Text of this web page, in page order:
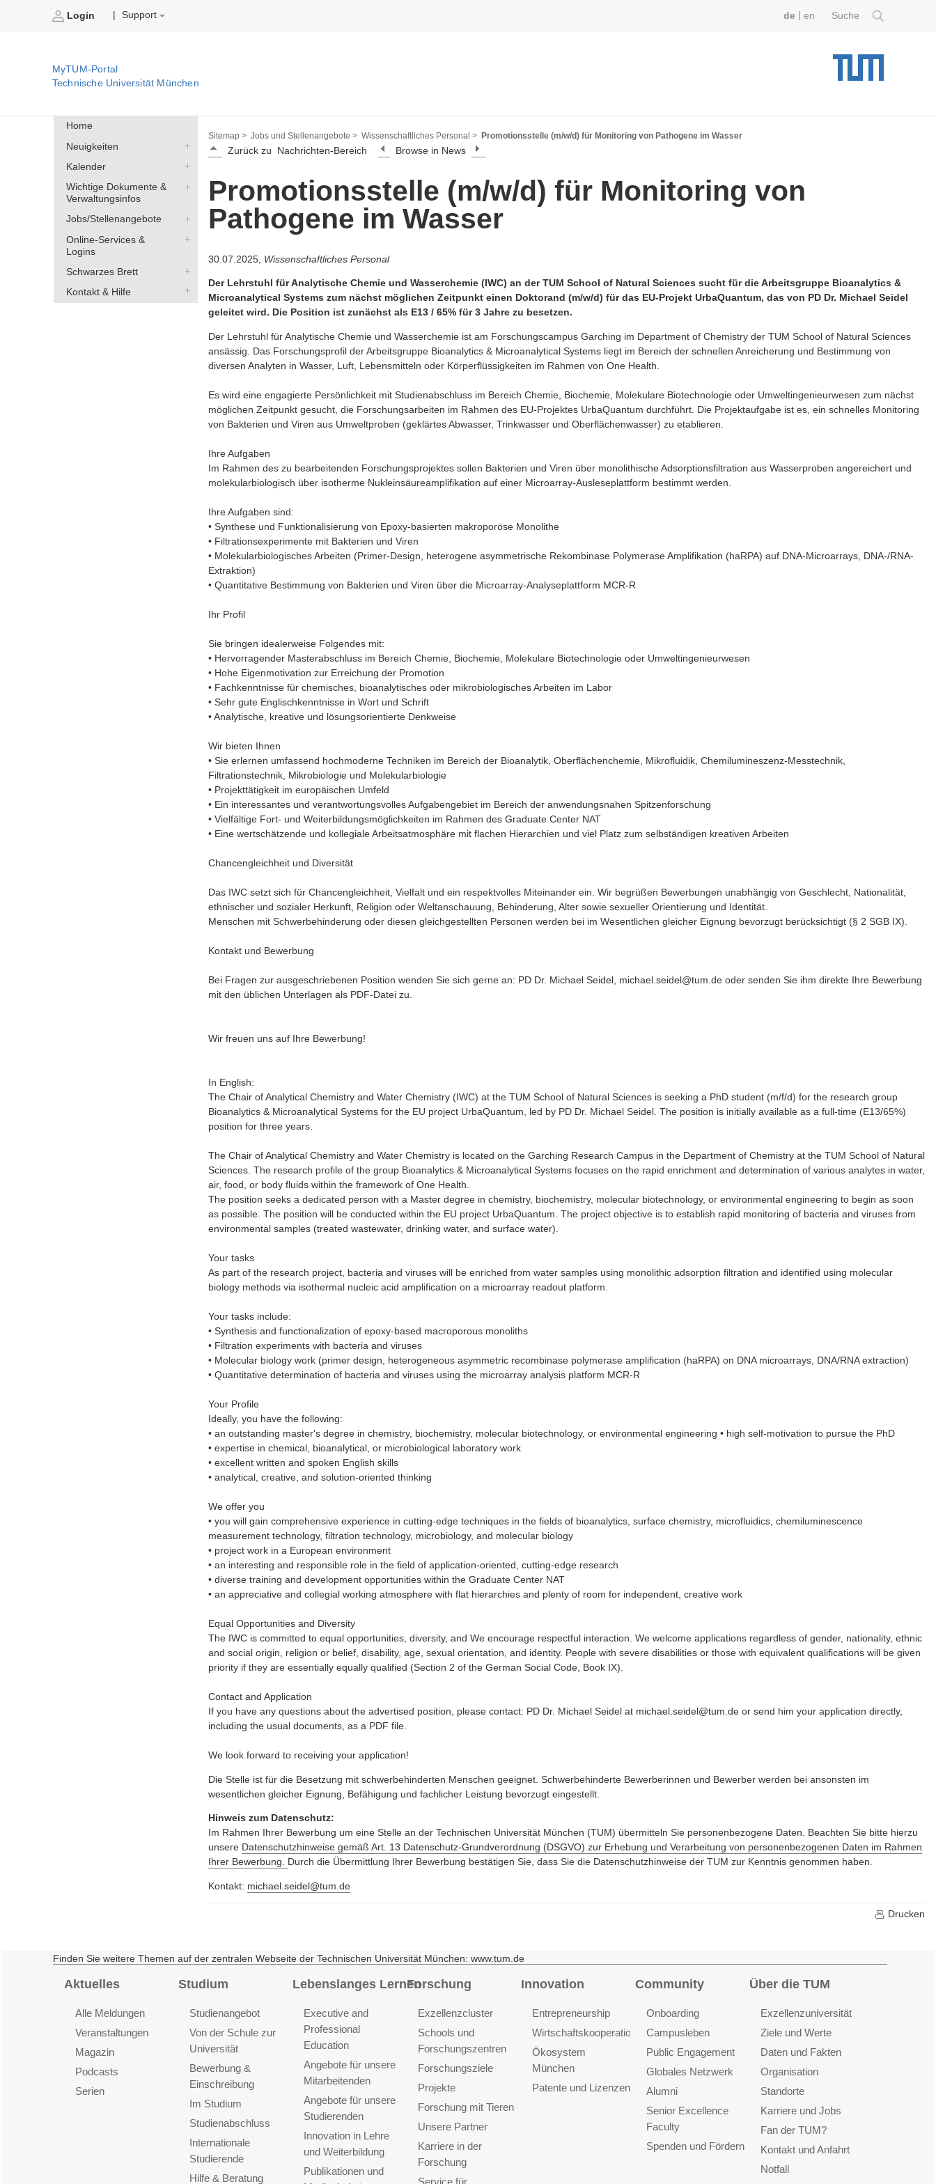
Login Support Suche
de en
MyTUM-Portal
Technische Universität München
Home
Neuigkeiten
Kalender
Wichtige Dokumente &
Verwaltungsinfos
Jobs/Stellenangebote
Online-Services &
Logins
Schwarzes Brett
Kontakt & Hilfe
Sitemap > Jobs und Stellenangebote > Wissenschaftliches Personal > Promotionsstelle (m/w/d) für Monitoring von Pathogene im Wasser
Zurück zu Nachrichten-Bereich Browse in News
Promotionsstelle (m/w/d) für Monitoring von
Pathogene im Wasser
30.07.2025, Wissenschaftliches Personal
Der Lehrstuhl für Analytische Chemie und Wasserchemie (IWC) an der TUM School of Natural Sciences sucht für die Arbeitsgruppe Bioanalytics &
Microanalytical Systems zum nächst möglichen Zeitpunkt einen Doktorand (m/w/d) für das EU-Projekt UrbaQuantum, das von PD Dr. Michael Seidel
geleitet wird. Die Position ist zunächst als E13 / 65% für 3 Jahre zu besetzen.
Der Lehrstuhl für Analytische Chemie und Wasserchemie ist am Forschungscampus Garching im Department of Chemistry der TUM School of Natural Sciences
ansässig. Das Forschungsprofil der Arbeitsgruppe Bioanalytics & Microanalytical Systems liegt im Bereich der schnellen Anreicherung und Bestimmung von
diversen Analyten in Wasser, Luft, Lebensmitteln oder Körperflüssigkeiten im Rahmen von One Health.
Es wird eine engagierte Persönlichkeit mit Studienabschluss im Bereich Chemie, Biochemie, Molekulare Biotechnologie oder Umweltingenieurwesen zum nächst
möglichen Zeitpunkt gesucht, die Forschungsarbeiten im Rahmen des EU-Projektes UrbaQuantum durchführt. Die Projektaufgabe ist es, ein schnelles Monitoring
von Bakterien und Viren aus Umweltproben (geklärtes Abwasser, Trinkwasser und Oberflächenwasser) zu etablieren.
Ihre Aufgaben
Im Rahmen des zu bearbeitenden Forschungsprojektes sollen Bakterien und Viren über monolithische Adsorptionsfiltration aus Wasserproben angereichert und
molekularbiologisch über isotherme Nukleinsäureamplifikation auf einer Microarray-Ausleseplattform bestimmt werden.
Ihre Aufgaben sind:
• Synthese und Funktionalisierung von Epoxy-basierten makroporöse Monolithe
• Filtrationsexperimente mit Bakterien und Viren
• Molekularbiologisches Arbeiten (Primer-Design, heterogene asymmetrische Rekombinase Polymerase Amplifikation (haRPA) auf DNA-Microarrays, DNA-/RNA-
Extraktion)
• Quantitative Bestimmung von Bakterien und Viren über die Microarray-Analyseplattform MCR-R
Ihr Profil
Sie bringen idealerweise Folgendes mit:
• Hervorragender Masterabschluss im Bereich Chemie, Biochemie, Molekulare Biotechnologie oder Umweltingenieurwesen
• Hohe Eigenmotivation zur Erreichung der Promotion
• Fachkenntnisse für chemisches, bioanalytisches oder mikrobiologisches Arbeiten im Labor
• Sehr gute Englischkenntnisse in Wort und Schrift
• Analytische, kreative und lösungsorientierte Denkweise
Wir bieten Ihnen
• Sie erlernen umfassend hochmoderne Techniken im Bereich der Bioanalytik, Oberflächenchemie, Mikrofluidik, Chemilumineszenz-Messtechnik,
Filtrationstechnik, Mikrobiologie und Molekularbiologie
• Projekttätigkeit im europäischen Umfeld
• Ein interessantes und verantwortungsvolles Aufgabengebiet im Bereich der anwendungsnahen Spitzenforschung
• Vielfältige Fort- und Weiterbildungsmöglichkeiten im Rahmen des Graduate Center NAT
• Eine wertschätzende und kollegiale Arbeitsatmosphäre mit flachen Hierarchien und viel Platz zum selbständigen kreativen Arbeiten
Chancengleichheit und Diversität
Das IWC setzt sich für Chancengleichheit, Vielfalt und ein respektvolles Miteinander ein. Wir begrüßen Bewerbungen unabhängig von Geschlecht, Nationalität,
ethnischer und sozialer Herkunft, Religion oder Weltanschauung, Behinderung, Alter sowie sexueller Orientierung und Identität.
Menschen mit Schwerbehinderung oder diesen gleichgestellten Personen werden bei im Wesentlichen gleicher Eignung bevorzugt berücksichtigt (§ 2 SGB IX).
Kontakt und Bewerbung
Bei Fragen zur ausgeschriebenen Position wenden Sie sich gerne an: PD Dr. Michael Seidel, michael.seidel@tum.de oder senden Sie ihm direkte Ihre Bewerbung
mit den üblichen Unterlagen als PDF-Datei zu.
Wir freuen uns auf Ihre Bewerbung!
In English:
The Chair of Analytical Chemistry and Water Chemistry (IWC) at the TUM School of Natural Sciences is seeking a PhD student (m/f/d) for the research group
Bioanalytics & Microanalytical Systems for the EU project UrbaQuantum, led by PD Dr. Michael Seidel. The position is initially available as a full-time (E13/65%)
position for three years.
The Chair of Analytical Chemistry and Water Chemistry is located on the Garching Research Campus in the Department of Chemistry at the TUM School of Natural
Sciences. The research profile of the group Bioanalytics & Microanalytical Systems focuses on the rapid enrichment and determination of various analytes in water,
air, food, or body fluids within the framework of One Health.
The position seeks a dedicated person with a Master degree in chemistry, biochemistry, molecular biotechnology, or environmental engineering to begin as soon
as possible. The position will be conducted within the EU project UrbaQuantum. The project objective is to establish rapid monitoring of bacteria and viruses from
environmental samples (treated wastewater, drinking water, and surface water).
Your tasks
As part of the research project, bacteria and viruses will be enriched from water samples using monolithic adsorption filtration and identified using molecular
biology methods via isothermal nucleic acid amplification on a microarray readout platform.
Your tasks include:
• Synthesis and functionalization of epoxy-based macroporous monoliths
• Filtration experiments with bacteria and viruses
• Molecular biology work (primer design, heterogeneous asymmetric recombinase polymerase amplification (haRPA) on DNA microarrays, DNA/RNA extraction)
• Quantitative determination of bacteria and viruses using the microarray analysis platform MCR-R
Your Profile
Ideally, you have the following:
• an outstanding master's degree in chemistry, biochemistry, molecular biotechnology, or environmental engineering • high self-motivation to pursue the PhD
• expertise in chemical, bioanalytical, or microbiological laboratory work
• excellent written and spoken English skills
• analytical, creative, and solution-oriented thinking
We offer you
• you will gain comprehensive experience in cutting-edge techniques in the fields of bioanalytics, surface chemistry, microfluidics, chemiluminescence
measurement technology, filtration technology, microbiology, and molecular biology
• project work in a European environment
• an interesting and responsible role in the field of application-oriented, cutting-edge research
• diverse training and development opportunities within the Graduate Center NAT
• an appreciative and collegial working atmosphere with flat hierarchies and plenty of room for independent, creative work
Equal Opportunities and Diversity
The IWC is committed to equal opportunities, diversity, and We encourage respectful interaction. We welcome applications regardless of gender, nationality, ethnic
and social origin, religion or belief, disability, age, sexual orientation, and identity. People with severe disabilities or those with equivalent qualifications will be given
priority if they are essentially equally qualified (Section 2 of the German Social Code, Book IX).
Contact and Application
If you have any questions about the advertised position, please contact: PD Dr. Michael Seidel at michael.seidel@tum.de or send him your application directly,
including the usual documents, as a PDF file.
We look forward to receiving your application!
Die Stelle ist für die Besetzung mit schwerbehinderten Menschen geeignet. Schwerbehinderte Bewerberinnen und Bewerber werden bei ansonsten im
wesentlichen gleicher Eignung, Befähigung und fachlicher Leistung bevorzugt eingestellt.
Hinweis zum Datenschutz:
Im Rahmen Ihrer Bewerbung um eine Stelle an der Technischen Universität München (TUM) übermitteln Sie personenbezogene Daten. Beachten Sie bitte hierzu
unsere Datenschutzhinweise gemäß Art. 13 Datenschutz-Grundverordnung (DSGVO) zur Erhebung und Verarbeitung von personenbezogenen Daten im Rahmen
Ihrer Bewerbung. Durch die Übermittlung Ihrer Bewerbung bestätigen Sie, dass Sie die Datenschutzhinweise der TUM zur Kenntnis genommen haben.
Kontakt: michael.seidel@tum.de
Drucken
Finden Sie weitere Themen auf der zentralen Webseite der Technischen Universität München: www.tum.de
Aktuelles
Alle Meldungen
Veranstaltungen
Magazin
Podcasts
Serien
Studium
Studienangebot
Von der Schule zur
Universität
Bewerbung &
Einschreibung
Im Studium
Studienabschluss
Internationale
Studierende
Hilfe & Beratung
Lebenslanges Lernen
Executive and
Professional
Education
Angebote für unsere
Mitarbeitenden
Angebote für unsere
Studierenden
Innovation in Lehre
und Weiterbildung
Publikationen und
Forschung
Exzellenzcluster
Schools und
Forschungszentren
Forschungsziele
Projekte
Forschung mit Tieren
Unsere Partner
Karriere in der
Forschung
Service für
Innovation
Entrepreneurship
Wirtschaftskooperationen
Ökosystem
München
Patente und Lizenzen
Community
Onboarding
Campusleben
Public Engagement
Globales Netzwerk
Alumni
Senior Excellence
Faculty
Spenden und Fördern
Über die TUM
Exzellenzuniversität
Ziele und Werte
Daten und Fakten
Organisation
Standorte
Karriere und Jobs
Fan der TUM?
Kontakt und Anfahrt
Notfall